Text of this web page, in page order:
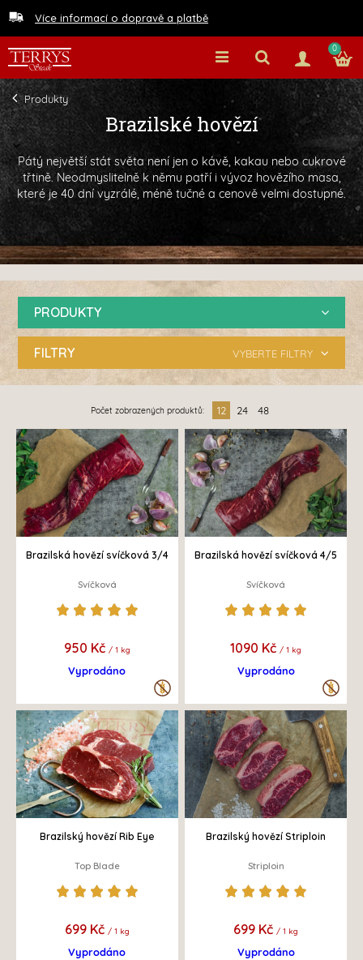
Více informací o dopravě a platbě
0
Produkty
Brazilské hovězí
Pátý největší stát světa není jen o kávě, kakau nebo cukrové
třtině. Neodmyslitelně k němu patří i vývoz hovězího masa,
které je 40 dní vyzrálé, méně tučné a cenově velmi dostupné.
PRODUKTY
FILTRY VYBERTE FILTRY
Počet zobrazených produktů: 12 24 48
Brazilská hovězí svíčková 3/4
Svíčková
950 Kč / 1 kg
Vyprodáno
Brazilská hovězí svíčková 4/5
Svíčková
1090 Kč / 1 kg
Vyprodáno
Brazilský hovězí Rib Eye
Top Blade
699 Kč / 1 kg
Vyprodáno
Brazilský hovězí Striploin
Striploin
699 Kč/ 1 kg
Vyprodáno